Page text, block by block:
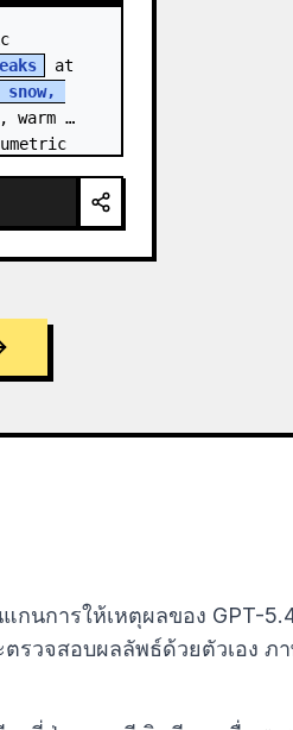
at
, warm
กนการให้เหตุผลของ GPT-
รวจสอบผลลัพธ์ด้วยตัวเอง ภ